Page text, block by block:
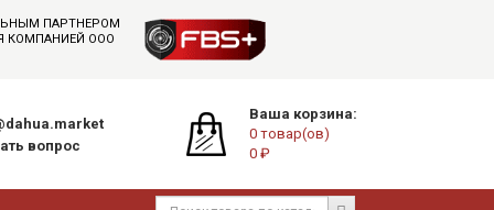
ПАРТНЕРОМ
КОМПАНИЕЙ ООО
вопрос
Ваша корзина:
0 товар(ов)
0 ₽